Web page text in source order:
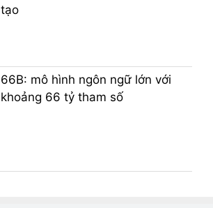
tạo
66B: mô hình ngôn ngữ lớn với
khoảng 66 tỷ tham số